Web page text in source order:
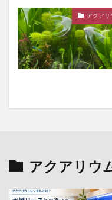
アクアリ
アクアリウ